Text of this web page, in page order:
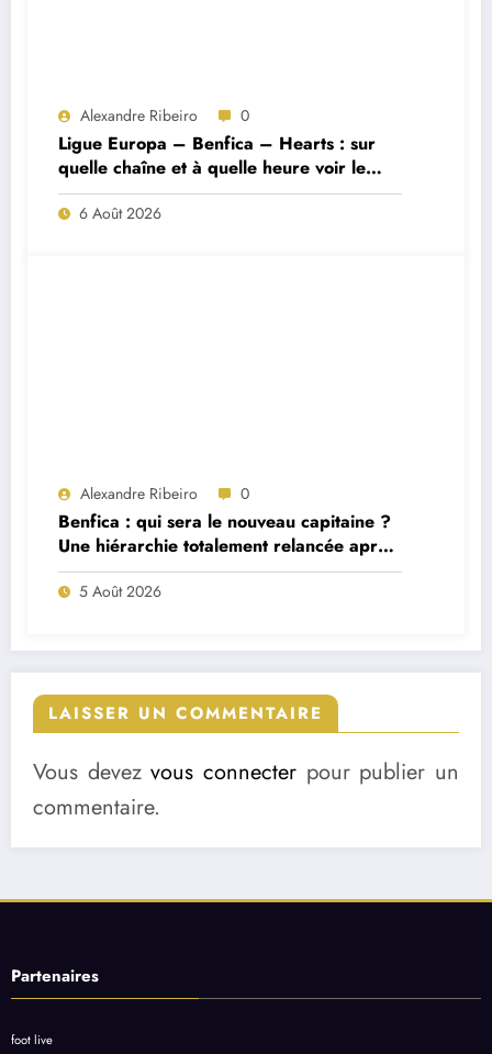
Alexandre Ribeiro 0
Ligue Europa – Benfica – Hearts : sur
quelle chaîne et à quelle heure voir le
match ?
6 Août 2026
Alexandre Ribeiro 0
Benfica : qui sera le nouveau capitaine ?
Une hiérarchie totalement relancée après
deux départs majeurs
5 Août 2026
LAISSER UN COMMENTAIRE
Vous devezvous connecter pour publier un
commentaire.
Partenaires
foot live